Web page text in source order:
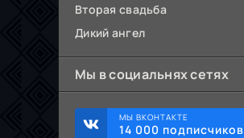
Вторая свадьба
Дикий ангел
Мы в социальнях сетях
МЫ ВКОНТАКТЕ
14 000 подписчиков